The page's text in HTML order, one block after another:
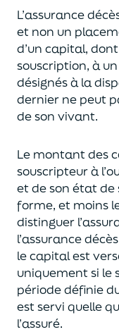
L’assurance
et non un
d’un capital,
souscription, à un
désignés à la
dernier ne peut
de son vivant.
Le montant des
souscripteur à
et de son état de
forme, et moins
distinguer
l’assurancedécès
le capital est
uniquementsi le
période définie
est servi quelle
l’assuré.